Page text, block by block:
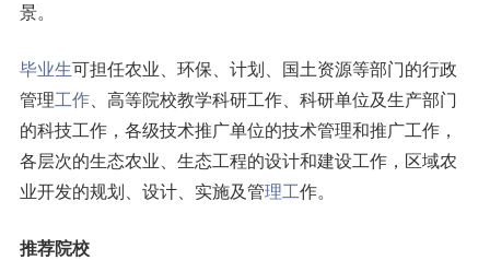
景。
毕业生可担任农业、环保、计划、国土资源等部门的行政
管理工作、高等院校教学科研工作、科研单位及生产部门
的科技工作，各级技术推广单位的技术管理和推广工作，
各层次的生态农业、生态工程的设计和建设工作，区域农
业开发的规划、设计、实施及管理工作。
推荐院校